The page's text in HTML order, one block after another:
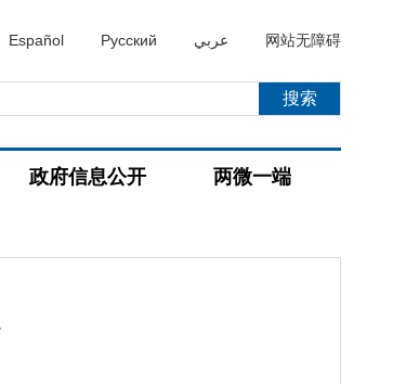
Español Русский عربي 网站无障碍
政府信息公开 两微一端